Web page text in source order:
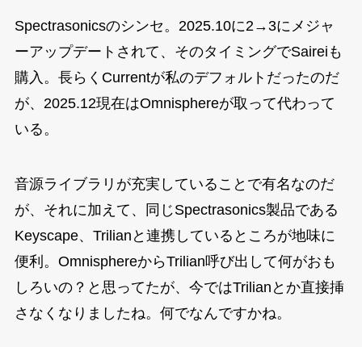
Spectrasonicsのシンセ。2025.10に2→3にメジャ
ーアップデートされて、そのタイミングでSaireiも
購入。長らくCurrentが私のデフォルトだったのだ
が、2025.12現在はOmnisphereが取って代わって
いる。
音源ライブラリが充実していることで有名なのだ
が、それに加えて、同じSpectrasonics製品である
Keyscape、Trilianと連携しているところが地味に
便利。OmnisphereからTrilian呼び出して何がおも
しろいの？と思ってたが、今ではTrilianとか直接挿
さなくなりましたね。何でなんですかね。